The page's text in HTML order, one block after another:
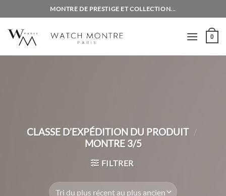
au
contenu
MONTRE DE PRESTIGE ET COLLECTION...
0
CLASSE D’EXPÉDITION DU PRODUIT /
MONTRE 3/5
FILTRER